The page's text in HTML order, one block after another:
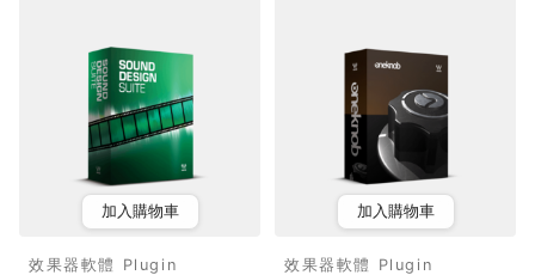
加入購物車
效果器軟體 Plugin
加入購物車
效果器軟體 Plugin